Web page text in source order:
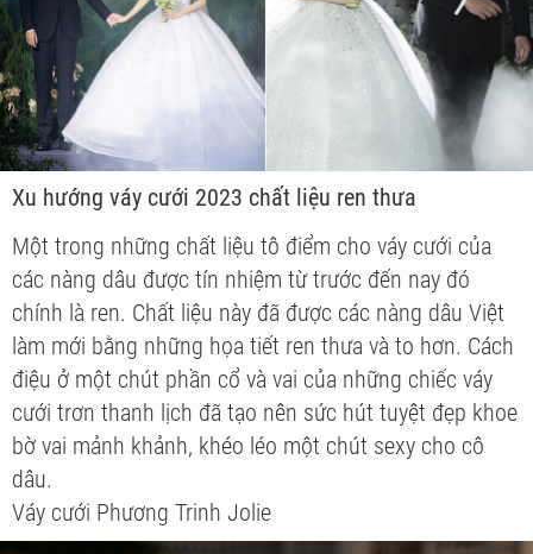
Xu hướng váy cưới 2023 chất liệu ren thưa
Một trong những chất liệu tô điểm cho váy cưới của
các nàng dâu được tín nhiệm từ trước đến nay đó
chính là ren. Chất liệu này đã được các nàng dâu Việt
làm mới bằng những họa tiết ren thưa và to hơn. Cách
điệu ở một chút phần cổ và vai của những chiếc váy
cưới trơn thanh lịch đã tạo nên sức hút tuyệt đẹp khoe
bờ vai mảnh khảnh, khéo léo một chút sexy cho cô
dâu.
Váy cưới Phương Trinh Jolie